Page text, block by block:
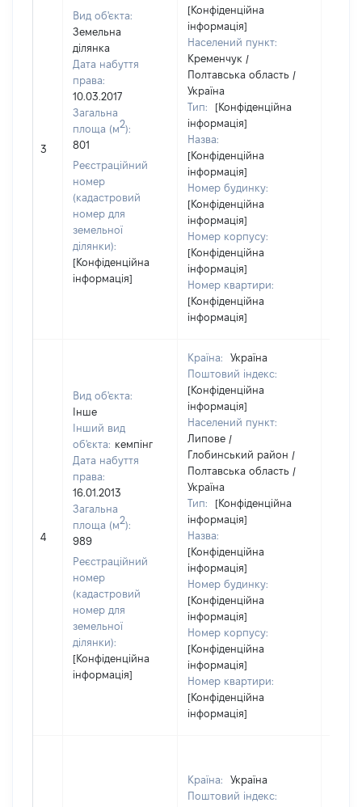
3
Вид об'єкта:
Земельна
ділянка
Дата набуття
права:
10.03.2017
Загальна
площа (м2):
801
Реєстраційний
номер
(кадастровий
номер для
земельної
ділянки):
[Конфіденційна
інформація]
[Конфіденційна
інформація]
Населений пункт:
Кременчук /
Полтавська область /
Україна
Тип:
[Конфіденційна
інформація]
Назва:
[Конфіденційна
інформація]
Номер будинку:
[Конфіденційна
інформація]
Номер корпусу:
[Конфіденційна
інформація]
Номер квартири:
[Конфіденційна
інформація]
4
Вид об'єкта:
Інше
Інший вид
об'єкта: кемпінг
Дата набуття
права:
16.01.2013
Загальна
площа (м2):
989
Реєстраційний
номер
(кадастровий
номер для
земельної
ділянки):
[Конфіденційна
інформація]
Країна:
Україна
Поштовий індекс:
[Конфіденційна
інформація]
Населений пункт:
Липове /
Глобинський район /
Полтавська область /
Україна
Тип:
[Конфіденційна
інформація]
Назва:
[Конфіденційна
інформація]
Номер будинку:
[Конфіденційна
інформація]
Номер корпусу:
[Конфіденційна
інформація]
Номер квартири:
[Конфіденційна
інформація]
Країна:
Україна
Поштовий індекс: